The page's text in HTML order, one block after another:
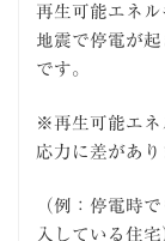
再生可能エネル
地震で停電が
です。
※再生可能エネ
応力に差があり
（例：停電時
入している住宅